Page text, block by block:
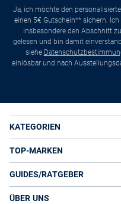
Ja, ich möchte den
einen 5€ Gutschein** sichern. Ich
insbesondere den Abschnitt
gelesen und bin damit
siehe
einlösbar und nach
KATEGORIEN
TOP-MARKEN
GUIDES/RATGEBER
ÜBER UNS